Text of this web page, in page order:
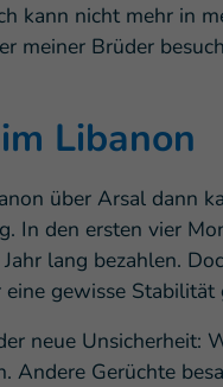
kann nicht mehr in
meiner Brüder
Libanon
über Arsal dann
In den ersten vier
lang bezahlen.
gewisse
neue Unsicherheit:
Andere Gerüchte